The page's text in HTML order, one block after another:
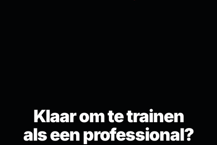
Klaar om te trainen
als een professional?